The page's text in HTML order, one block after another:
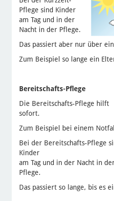
Pflege sind Kinder
am Tag und in der
Nacht in der Pflege.
Das passiert aber nur über
Zum Beispiel so lange ein
Bereitschafts-Pflege
Die Bereitschafts-Pflege hilft
sofort.
Zum Beispiel bei einem
Bei der Bereitschafts-Pflege
Kinder
am Tag und in der Nacht in
Pflege.
Das passiert so lange, bis es